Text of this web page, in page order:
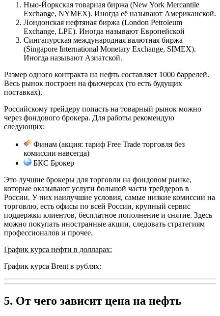
Нью-Йоркская товарная биржа (New York Mercantile
Exchange, NYMEX). Иногда её называют Американской.
Лондонская нефтяная биржа (London Petroleum
Exchange, LPE). Иногда называют Европейской
Сингапурская международная валютная биржа
(Singapore International Monetary Exchange, SIMEX).
Иногда называют Азиатской.
Размер одного контракта на нефть составляет 1000 баррелей.
Весь рынок построен на фьючерсах (то есть будущих
поставках).
Российскому трейдеру попасть на товарный рынок можно
через фондового брокера. Для работы рекомендую
следующих:
Финам (акция: тариф Free Trade торговля без
комиссии навсегда)
БКС Брокер
Это лучшие брокеры для торговли на фондовом рынке,
которые оказывают услуги большой части трейдеров в
России. У них наилучшие условия, самые низкие комиссии на
торговлю, есть офисы по всей России, крупный сервис
поддержки клиентов, бесплатное пополнение и снятие. Здесь
можно покупать иностранные акции, следовать стратегиям
профессионалов и прочее.
График курса нефти в долларах:
График курса Brent в рублях:
5. От чего зависит цена на нефть